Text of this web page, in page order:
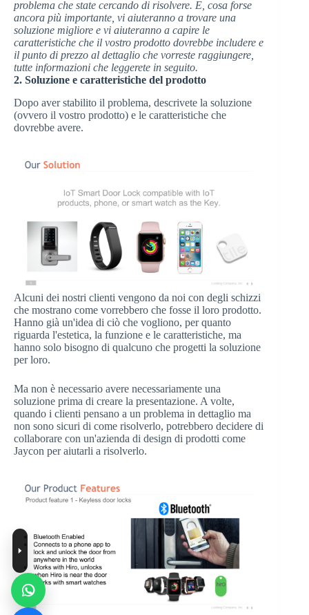
problema che state cercando di risolvere. E, cosa forse
ancora più importante, vi aiuteranno a trovare una
soluzione migliore e vi aiuteranno a capire le
caratteristiche che il vostro prodotto dovrebbe includere e
il punto di prezzo al dettaglio che vorreste raggiungere,
tutte informazioni che leggerete in seguito.
2. Soluzione e caratteristiche del prodotto
Dopo aver stabilito il problema, descrivete la soluzione
(ovvero il vostro prodotto) e le caratteristiche che
dovrebbe avere.
Alcuni dei nostri clienti vengono da noi con degli schizzi
che mostrano come vorrebbero che fosse il loro prodotto.
Hanno già un'idea di ciò che vogliono, per quanto
riguarda l'estetica, la funzione e le caratteristiche, ma
hanno solo bisogno di qualcuno che progetti la soluzione
per loro.
Ma non è necessario avere necessariamente una
soluzione prima di creare la presentazione. A volte,
quando i clienti pensano a un problema in dettaglio ma
non sono sicuri di come risolverlo, potrebbero decidere di
collaborare con un'azienda di design di prodotti come
Jaycon per aiutarli a risolverlo.